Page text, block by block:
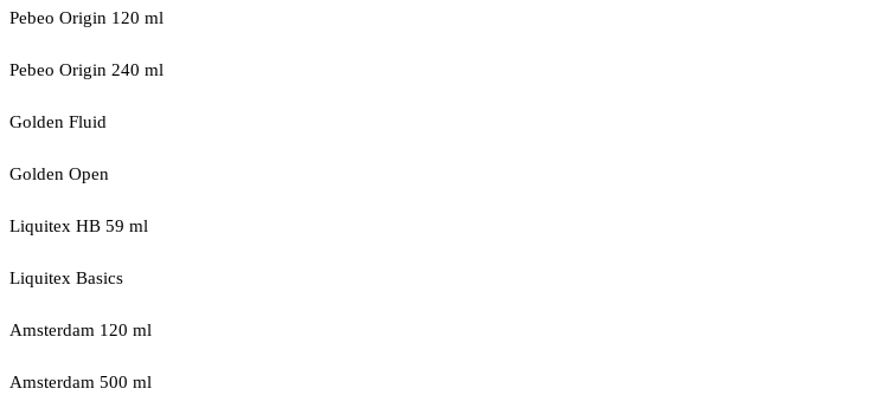
Pebeo Origin 120 ml
Pebeo Origin 240 ml
Golden Fluid
Golden Open
Liquitex HB 59 ml
Liquitex Basics
Amsterdam 120 ml
Amsterdam 500 ml